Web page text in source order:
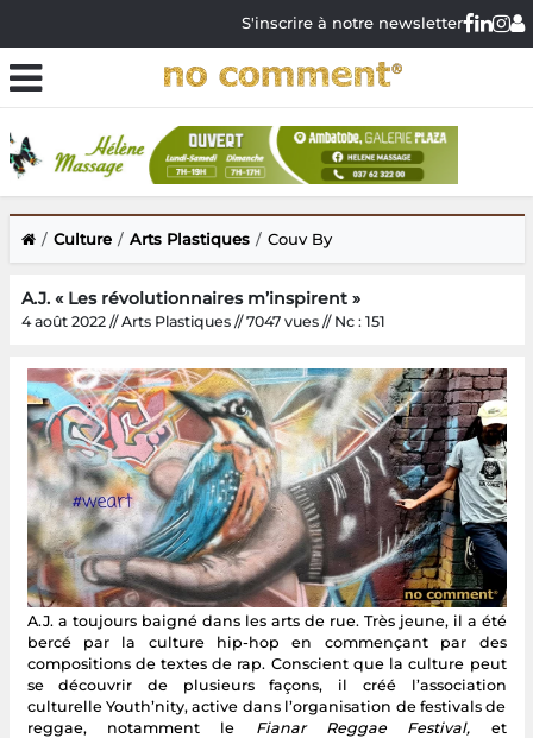
S'inscrire à notre newsletter
Culture Arts Plastiques Couv By
A.J. « Les révolutionnaires m’inspirent »
4 août 2022 // Arts Plastiques // 7047 vues // Nc : 151
A.J. a toujours baigné dans les arts de rue. Très jeune, il a été
bercé par la culture hip-hop en commençant par des
compositions de textes de rap. Conscient que la culture peut
se découvrir de plusieurs façons, il créé l’association
culturelle Youth’nity, active dans l’organisation de festivals de
reggae, notamment le Fianar Reggae Festival, et